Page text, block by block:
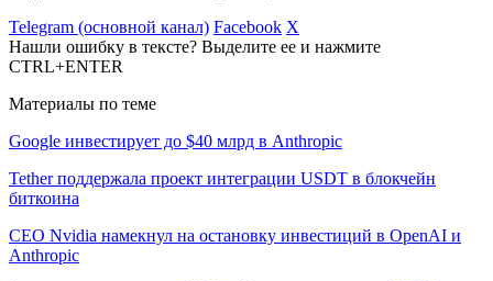
Telegram (основной канал) Facebook X
Нашли ошибку в тексте? Выделите ее и нажмите
CTRL+ENTER
Материалы по теме
Google инвестирует до $40 млрд в Anthropic
Tether поддержала проект интеграции USDT в блокчейн
биткоина
CEO Nvidia намекнул на остановку инвестиций в OpenAI и
Anthropic